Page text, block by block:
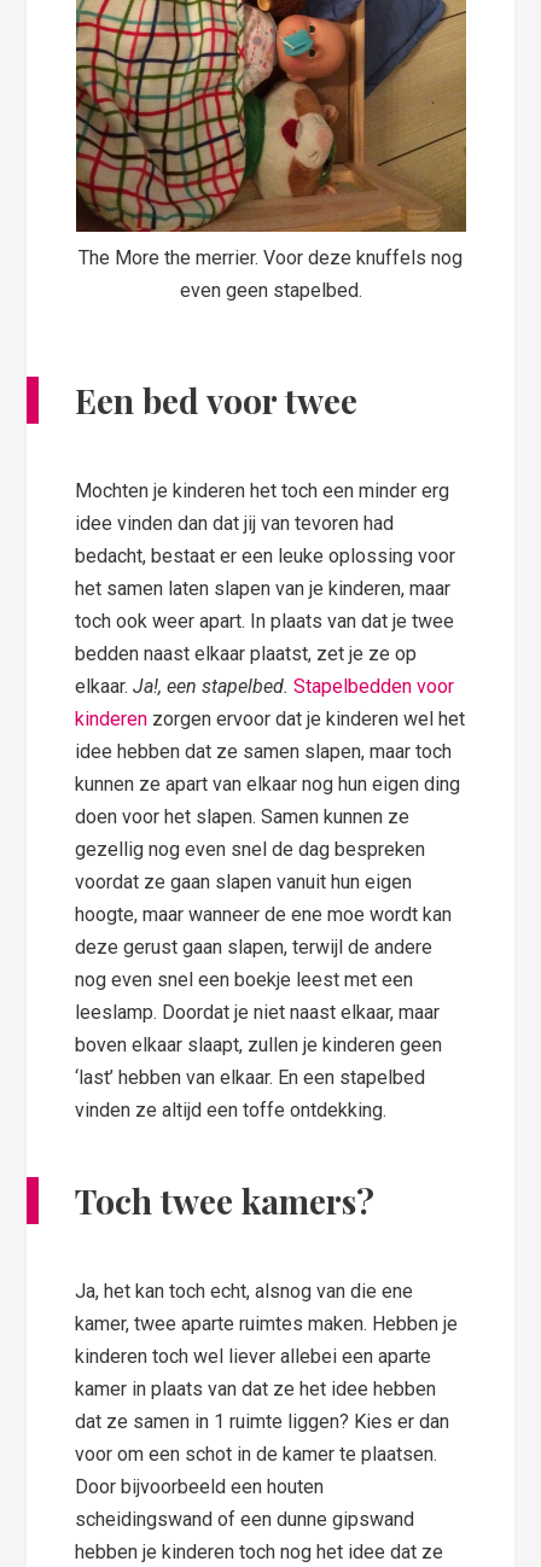
The More the merrier. Voor deze knuffels nog
even geen stapelbed.
Een bed voor twee
Mochten je kinderen het toch een minder erg
idee vinden dan dat jij van tevoren had
bedacht, bestaat er een leuke oplossing voor
het samen laten slapen van je kinderen, maar
toch ook weer apart. In plaats van dat je twee
bedden naast elkaar plaatst, zet je ze op
elkaar.Ja!, een stapelbed. Stapelbedden voor
kinderen zorgen ervoor dat je kinderen wel het
idee hebben dat ze samen slapen, maar toch
kunnen ze apart van elkaar nog hun eigen ding
doen voor het slapen. Samen kunnen ze
gezellig nog even snel de dag bespreken
voordat ze gaan slapen vanuit hun eigen
hoogte, maar wanneer de ene moe wordt kan
deze gerust gaan slapen, terwijl de andere
nog even snel een boekje leest met een
leeslamp. Doordat je niet naast elkaar, maar
boven elkaar slaapt, zullen je kinderen geen
‘last’ hebben van elkaar. En een stapelbed
vinden ze altijd een toffe ontdekking.
Toch twee kamers?
Ja, het kan toch echt, alsnog van die ene
kamer, twee aparte ruimtes maken. Hebben je
kinderen toch wel liever allebei een aparte
kamer in plaats van dat ze het idee hebben
dat ze samen in 1 ruimte liggen? Kies er dan
voor om een schot in de kamer te plaatsen.
Door bijvoorbeeld een houten
scheidingswand of een dunne gipswand
hebben je kinderen toch nog het idee dat ze